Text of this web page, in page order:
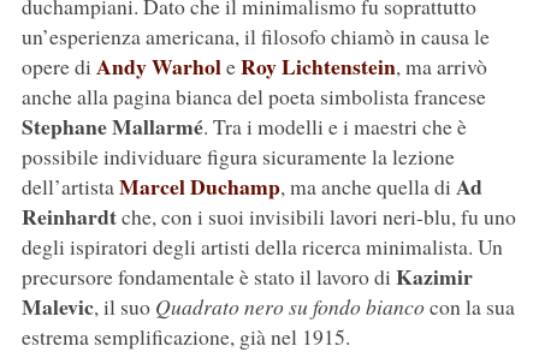
duchampiani. Dato che il minimalismo fu soprattutto
un’esperienza americana, il filosofo chiamò in causa le
opere di Andy WarholeRoy Lichtenstein, ma arrivò
anche alla pagina bianca del poeta simbolista francese
Stephane Mallarmé. Tra i modelli e i maestri che è
possibile individuare figura sicuramente la lezione
dell’artistaMarcel Duchamp, ma anche quella di Ad
Reinhardtche, con i suoi invisibili lavori neri-blu, fu uno
degli ispiratori degli artisti della ricerca minimalista. Un
precursore fondamentale è stato il lavoro di Kazimir
Malevic, il suo Quadrato nero su fondo biancocon la sua
estrema semplificazione, già nel 1915.